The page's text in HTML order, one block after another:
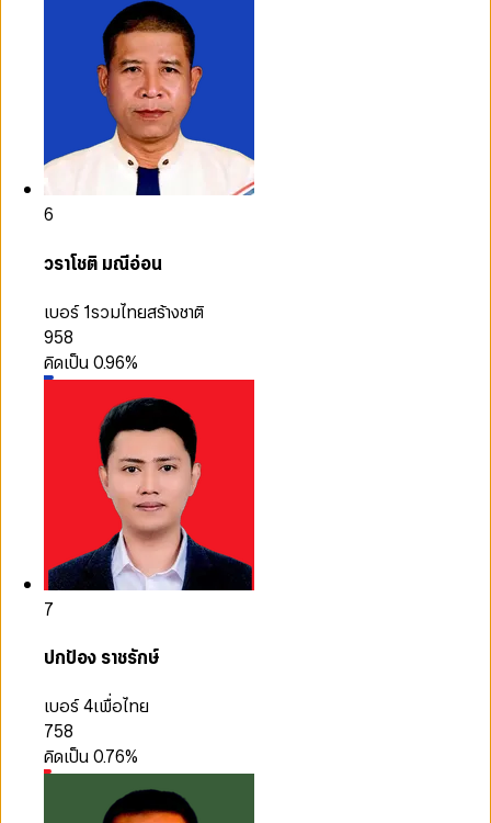
6
วราโชติ มณีอ่อน
เบอร์ 1รวมไทยสร้างชาติ
958
คิดเป็น0.96%
7
ปกป้อง ราชรักษ์
เบอร์ 4เพื่อไทย
758
คิดเป็น0.76%